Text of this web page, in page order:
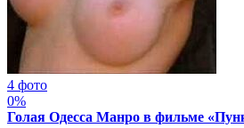
4 фото
0%
Голая Одесса Манро в фильме